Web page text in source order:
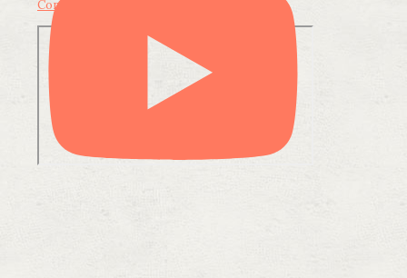
Condividi su LinkedIn